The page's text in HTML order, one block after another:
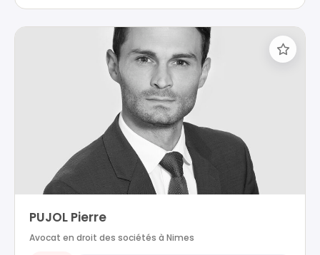
PUJOL Pierre
Avocat en droit des sociétés à Nimes